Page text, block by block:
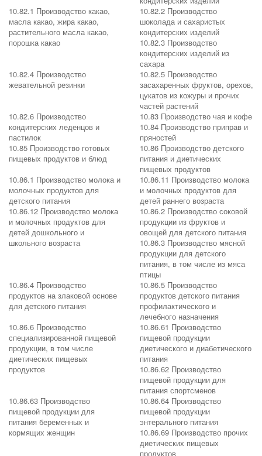
10.82.1 Производство какао,
масла какао, жира какао,
растительного масла какао,
порошка какао
10.82.2 Производство
шоколада и сахаристых
кондитерских изделий
10.82.3 Производство
кондитерских изделий из
сахара
10.82.4 Производство
жевательной резинки
10.82.5 Производство
засахаренных фруктов, орехов,
цукатов из кожуры и прочих
частей растений
10.82.6 Производство
кондитерских леденцов и
пастилок
10.83 Производство чая и кофе
10.84 Производство приправ и
пряностей
10.85 Производство готовых
пищевых продуктов и блюд
10.86 Производство детского
питания и диетических
пищевых продуктов
10.86.1 Производство молока и
молочных продуктов для
детского питания
10.86.11 Производство молока
и молочных продуктов для
детей раннего возраста
10.86.12 Производство молока
и молочных продуктов для
детей дошкольного и
школьного возраста
10.86.2 Производство соковой
продукции из фруктов и
овощей для детского питания
10.86.3 Производство мясной
продукции для детского
питания, в том числе из мяса
птицы
10.86.4 Производство
продуктов на злаковой основе
для детского питания
10.86.5 Производство
продуктов детского питания
профилактического и
лечебного назначения
10.86.6 Производство
специализированной пищевой
продукции, в том числе
диетических пищевых
продуктов
10.86.61 Производство
пищевой продукции
диетического и диабетического
питания
10.86.62 Производство
пищевой продукции для
питания спортсменов
10.86.63 Производство
пищевой продукции для
питания беременных и
кормящих женщин
10.86.64 Производство
пищевой продукции
энтерального питания
10.86.69 Производство прочих
диетических пищевых
продуктов